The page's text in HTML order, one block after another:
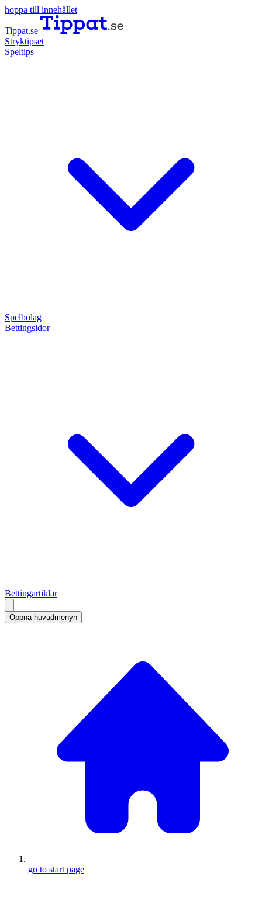
hoppa till innehållet
Tippat.se
Stryktipset
Speltips
Spelbolag
Bettingsidor
Bettingartiklar
Öppna huvudmenyn
go to start page